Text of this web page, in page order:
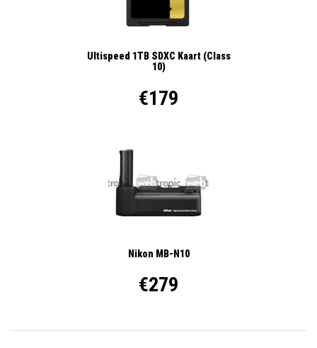
Ultispeed 1TB SDXC Kaart (Class
10)
€179
Nikon MB-N10
€279